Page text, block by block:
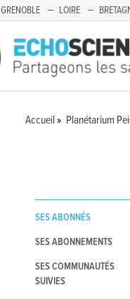
GRENOBLE LOIRE
Accueil Planétarium
SES ABONNÉS
SES ABONNEMENTS
SES COMMUNAUTÉS
SUIVIES